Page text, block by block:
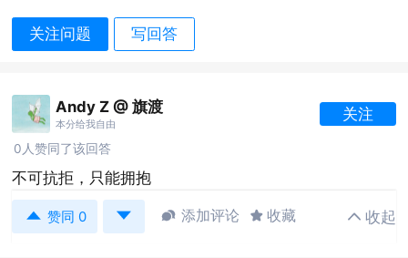
关注问题 写回答
Andy Z @ 旗渡
本分给我自由
关注
0人赞同了该回答
不可抗拒，只能拥抱
 赞同 0   添加评论  收藏  收起